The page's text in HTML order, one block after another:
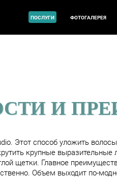
ПОСЛУГИ ФОТОГАЛЕРЕЯ
И
Этот способ уложить
крупные
щетки. Главное
Объем выходит по-